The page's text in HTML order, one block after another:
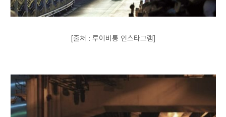
[출처 : 루이비통 인스타그램]